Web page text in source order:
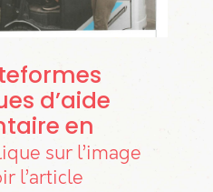
d’aide
en
sur l’image
l’article